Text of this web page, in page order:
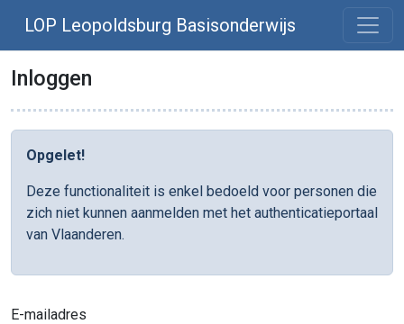
LOP Leopoldsburg Basisonderwijs
Inloggen
Opgelet!
Deze functionaliteit is enkel bedoeld voor personen die
zich niet kunnen aanmelden met het authenticatieportaal
van Vlaanderen.
E-mailadres